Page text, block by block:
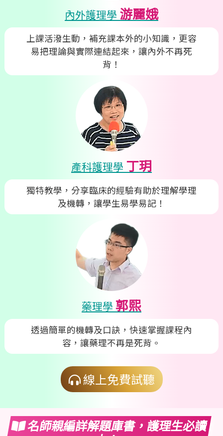
內外護理學 游麗娥
上課活潑生動，補充課本外的小知識，更容
易把理論與實際連結起來，讓內外不再死
背！
產科護理學 丁玥
獨特教學，分享臨床的經驗有助於理解學理
及機轉，讓學生易學易記！
藥理學 郭熙
透過簡單的機轉及口訣，快速掌握課程內
容，讓藥理不再是死背。
線上免費試聽
名師親編詳解題庫書，護理生必讀